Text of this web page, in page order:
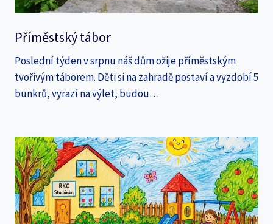
Příměstský tábor
Poslední týden v srpnu náš dům ožije příměstským
tvořivým táborem. Děti si na zahradě postaví a vyzdobí 5
bunkrů, vyrazí na výlet, budou…